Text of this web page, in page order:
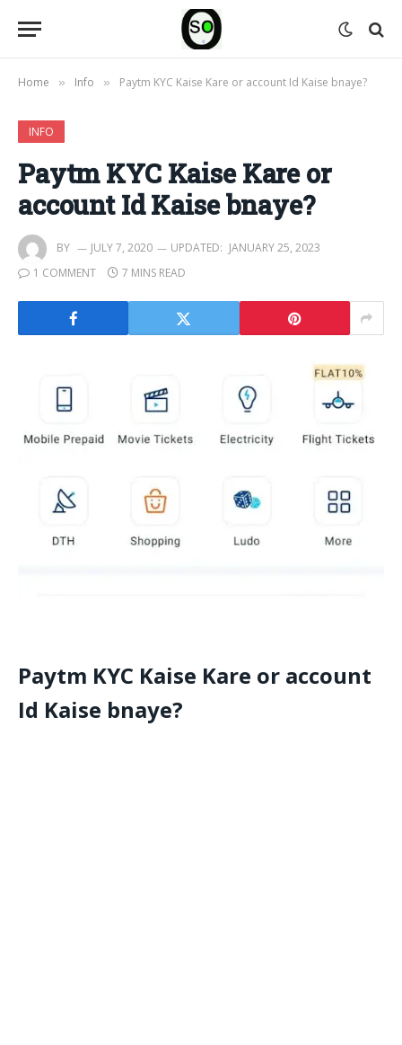
Home » Info » Paytm KYC Kaise Kare or account Id Kaise bnaye?
INFO
Paytm KYC Kaise Kare or
account Id Kaise bnaye?
BY JULY 7, 2020 UPDATED: JANUARY 25, 2023
1 COMMENT
7 MINS READ
Paytm KYC Kaise Kare or account
Id Kaise bnaye?